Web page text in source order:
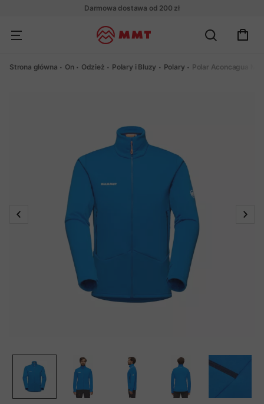
Darmowa dostawa od 200 zł
Strona główna On Odzież Polary i Bluzy Polary Polar Aconcagua ML